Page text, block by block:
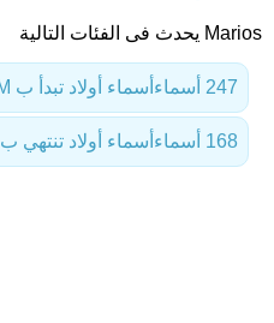
Marios يحدث فى الفئات التالية
أسماء أولاد تبدأ ب M 247 أسماء
أسماء أولاد تنتهي ب S 168 أسماء